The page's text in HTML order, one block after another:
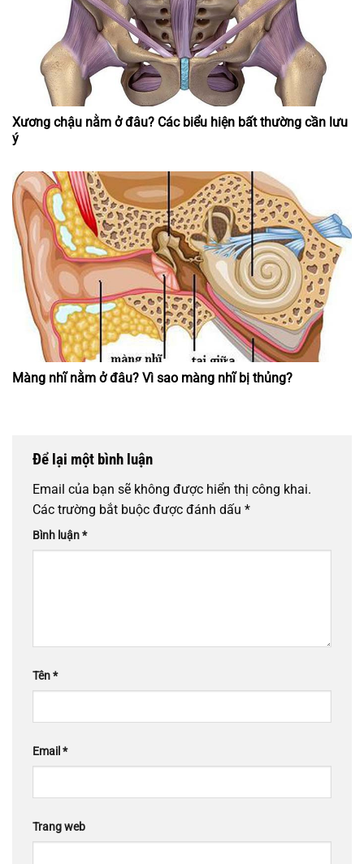
Xương chậu nằm ở đâu? Các biểu hiện bất thường cần lưu
ý
Màng nhĩ nằm ở đâu? Vì sao màng nhĩ bị thủng?
Để lại một bình luận
Email của bạn sẽ không được hiển thị công khai.
Các trường bắt buộc được đánh dấu *
Bình luận*
Tên*
Email *
Trang web